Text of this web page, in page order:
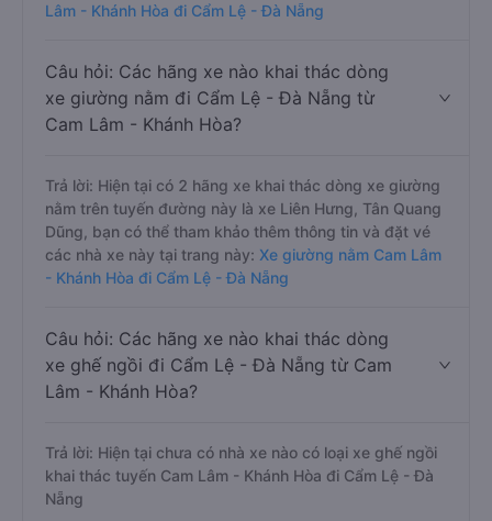
Lâm - Khánh Hòa đi Cẩm Lệ - Đà Nẵng
Câu hỏi: Các hãng xe nào khai thác dòng
xe giường nằm đi Cẩm Lệ - Đà Nẵng từ
Cam Lâm - Khánh Hòa?
Trả lời: Hiện tại có 2 hãng xe khai thác dòng xe giường
nằm trên tuyến đường này là xe Liên Hưng, Tân Quang
Dũng, bạn có thể tham khảo thêm thông tin và đặt vé
các nhà xe này tại trang này: Xe giường nằm Cam Lâm
- Khánh Hòa đi Cẩm Lệ - Đà Nẵng
Câu hỏi: Các hãng xe nào khai thác dòng
xe ghế ngồi đi Cẩm Lệ - Đà Nẵng từ Cam
Lâm - Khánh Hòa?
Trả lời: Hiện tại chưa có nhà xe nào có loại xe ghế ngồi
khai thác tuyến Cam Lâm - Khánh Hòa đi Cẩm Lệ - Đà
Nẵng